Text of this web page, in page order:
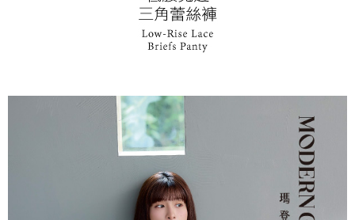
恩沛科技股份有限公司將有權停止該用戶之使用額度並採取法律行動。
海外宅配 (訂單成立後，請主動於2天內與線上客服核對收
件資料，逾期未確認訂單將自動取消)